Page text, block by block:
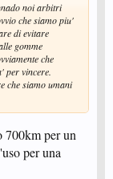
noi arbitri
che siamo piu'
di evitare
gomme
che
per vincere.
che siamo umani
700km per un
per una